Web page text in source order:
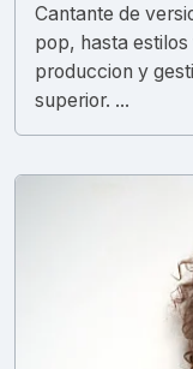
Cantante de
pop, hasta
produccion y
superior. ...